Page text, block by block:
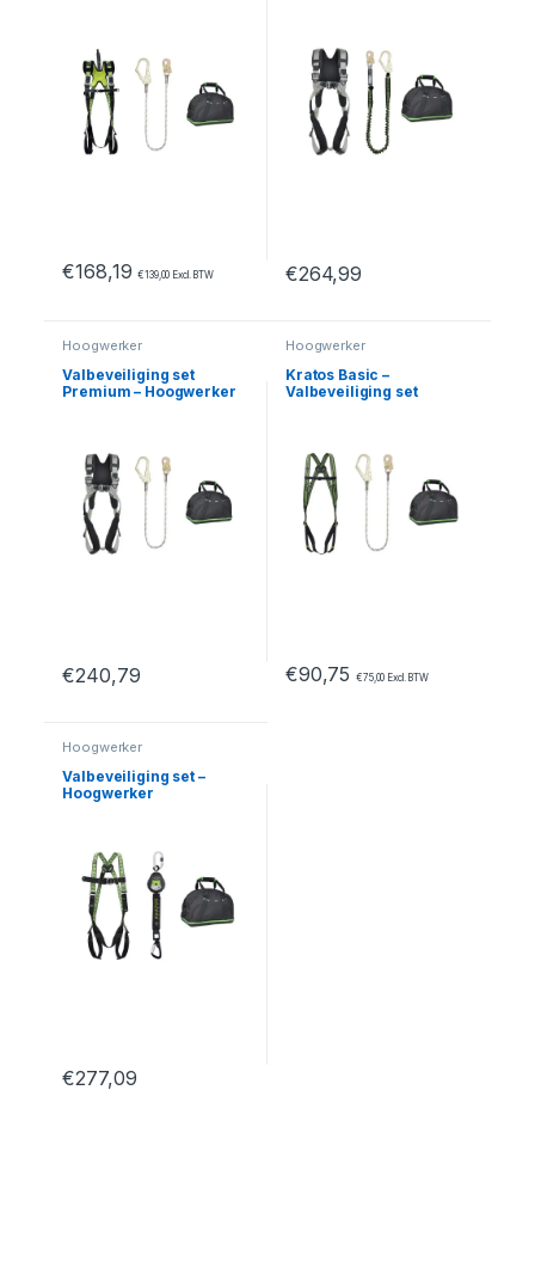
€168,19 €139,00 Excl. BTW €264,99
Hoogwerker
Valbeveiliging set
Premium – Hoogwerker
€240,79
Hoogwerker
Kratos Basic –
Valbeveiliging set
€90,75 €75,00 Excl. BTW
Hoogwerker
Valbeveiliging set –
Hoogwerker
€277,09